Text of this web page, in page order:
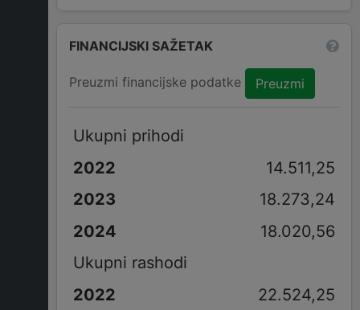
FINANCIJSKI SAŽETAK
Preuzmi financijske podatke Preuzmi
Ukupni prihodi
14.511,25
18.273,24
18.020,56
Ukupni rashodi
22.524,25